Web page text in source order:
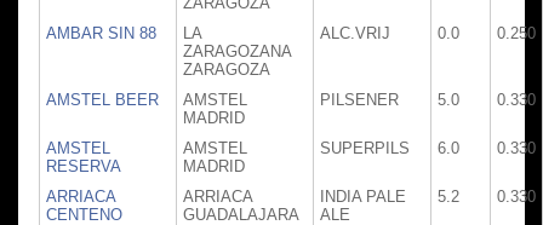
AMBAR SIN 88
LA
ZARAGOZANA
ZARAGOZA
ALC.VRIJ 0.0 0.250
AMSTEL BEER
AMSTEL
MADRID
PILSENER 5.0 0.330
AMSTEL
RESERVA
AMSTEL
MADRID
SUPERPILS 6.0 0.330
ARRIACA
CENTENO
ARRIACA
GUADALAJARA
INDIA PALE
ALE
5.2 0.330